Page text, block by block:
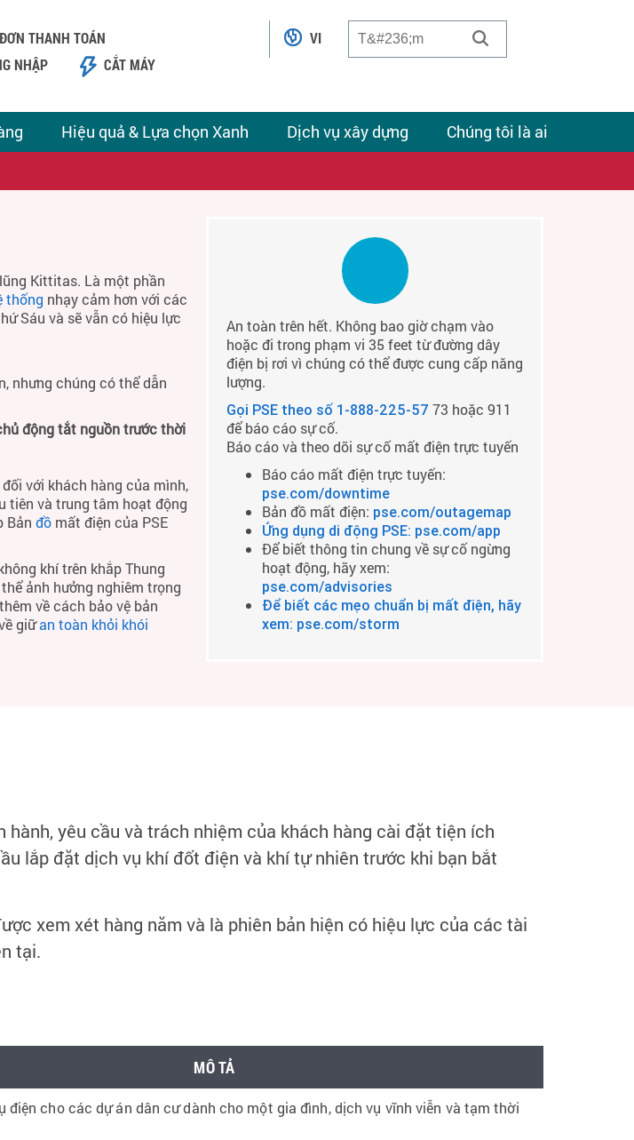
Hiệu quả & Lựa chọn Xanh Dịch vụ xây dựng Chúng tôi là ai
THANH TOÁN
NHẬP
CẮT MÁY
VI
Kittitas. Là một phần
thống nhạy cảm hơn với các
Sáu và sẽ vẫn có hiệu lực
nhưng chúng có thể dẫn
động tắt nguồn trước thời
với khách hàng của mình,
tiên và trung tâm hoạt động
Bản đồ mất điện của PSE
khí trên khắp Thung
ảnh hưởng nghiêm trọng
về cách bảo vệ bản
giữan toàn khỏi khói
An toàn trên hết. Không bao giờ chạm vào
hoặc đi trong phạm vi 35 feet từ đường dây
điện bị rơi vì chúng có thể được cung cấp năng
lượng.
Gọi PSE theo số 1-888-225-57 73 hoặc 911
để báo cáo sự cố.
Báo cáo và theo dõi sự cố mất điện trực tuyến
Báo cáo mất điện trực tuyến:
pse.com/downtime
Bản đồ mất điện: pse.com/outagemap
Ứng dụng di động PSE: pse.com/app
Để biết thông tin chung về sự cố ngừng
hoạt động, hãy xem:
pse.com/advisories
Để biết các mẹo chuẩn bị mất điện, hãy
xem: pse.com/storm
yêu cầu và trách nhiệm của khách hàng cài đặt tiện ích
lắp đặt dịch vụ khí đốt điện và khí tự nhiên trước khi bạn bắt
xem xét hàng năm và là phiên bản hiện có hiệu lực của các tài
tại.
MÔ TẢ
điện cho các dự án dân cư dành cho một gia đình, dịch vụ vĩnh viễn và tạm thời